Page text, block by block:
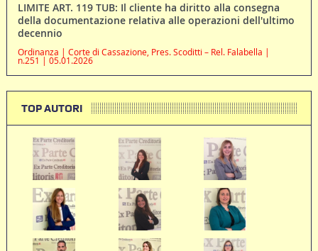
LIMITE ART. 119 TUB: Il cliente ha diritto alla consegna
della documentazione relativa alle operazioni dell'ultimo
decennio
Ordinanza | Corte di Cassazione, Pres. Scoditti – Rel. Falabella |
n.251 | 05.01.2026
TOP AUTORI